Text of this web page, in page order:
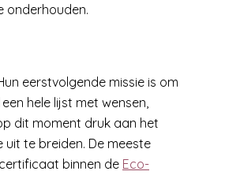
onderhouden.
eerstvolgende missie is om
hele lijst met wensen,
dit moment druk aan het
te breiden. De meeste
binnen de Eco-